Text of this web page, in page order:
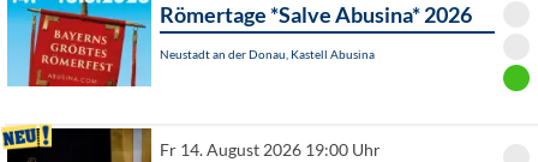
Römertage *Salve Abusina* 2026
Neustadt an der Donau, Kastell Abusina
Fr 14. August 2026 19:00 Uhr